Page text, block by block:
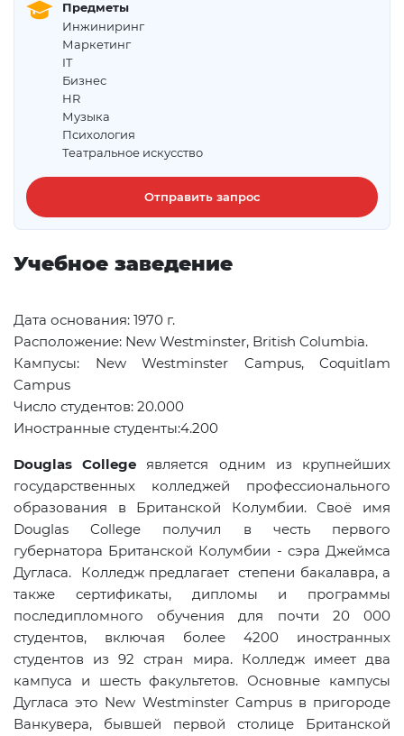
Предметы
Инжиниринг
Маркетинг
IT
Бизнес
HR
Музыка
Психология
Театральное искусство
Отправить запрос
Учебное заведение
Дата основания: 1970 г.
Расположение: New Westminster, British Columbia.
Кампусы: New Westminster Campus, Coquitlam
Campus
Число студентов: 20.000
Иностранные студенты:4.200
Douglas College является одним из крупнейших
государственных колледжей профессионального
образования в Британской Колумбии. Своё имя
Douglas College получил в честь первого
губернатора Британской Колумбии - сэра Джеймса
Дугласа. Колледж предлагает степени бакалавра, а
также сертификаты, дипломы и программы
последипломного обучения для почти 20 000
студентов, включая более 4200 иностранных
студентов из 92 стран мира. Колледж имеет два
кампуса и шесть факультетов. Основные кампусы
Дугласа это New Westminster Campusв пригороде
Ванкувера, бывшей первой столице Британской